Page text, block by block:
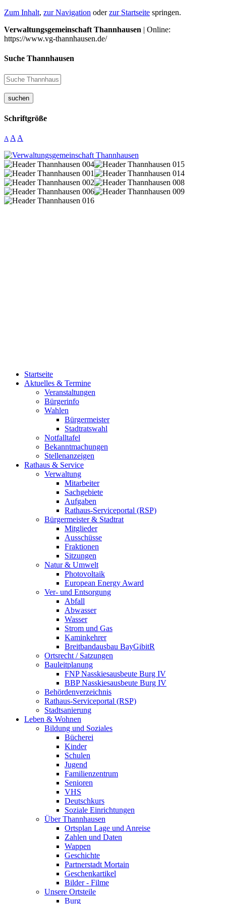
Zum Inhalt, zur Navigation oderzur Startseite springen.
Verwaltungsgemeinschaft Thannhausen | Online:
https://www.vg-thannhausen.de/
Suche Thannhausen
suchen
Schriftgröße
A A A
Startseite
Aktuelles & Termine
Veranstaltungen
Bürgerinfo
Wahlen
Bürgermeister
Stadtratswahl
Notfalltafel
Bekanntmachungen
Stellenanzeigen
Rathaus & Service
Verwaltung
Mitarbeiter
Sachgebiete
Aufgaben
Rathaus-Serviceportal (RSP)
Bürgermeister & Stadtrat
Mitglieder
Ausschüsse
Fraktionen
Sitzungen
Natur & Umwelt
Photovoltaik
European Energy Award
Ver- und Entsorgung
Abfall
Abwasser
Wasser
Strom und Gas
Kaminkehrer
Breitbandausbau BayGibitR
Ortsrecht / Satzungen
Bauleitplanung
FNP Nasskiesausbeute Burg IV
BBP Nasskiesausbeute Burg IV
Behördenverzeichnis
Rathaus-Serviceportal (RSP)
Stadtsanierung
Leben & Wohnen
Bildung und Soziales
Bücherei
Kinder
Schulen
Jugend
Familienzentrum
Senioren
VHS
Deutschkurs
Soziale Einrichtungen
Über Thannhausen
Ortsplan Lage und Anreise
Zahlen und Daten
Wappen
Geschichte
Partnerstadt Mortain
Geschenkartikel
Bilder - Filme
Unsere Ortsteile
Burg